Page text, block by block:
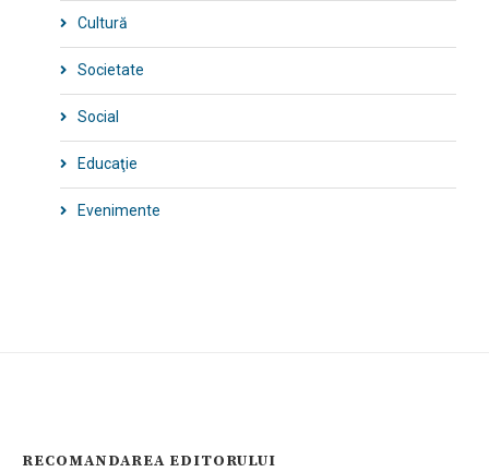
Cultură
Societate
Social
Educaţie
Evenimente
RECOMANDAREA EDITORULUI